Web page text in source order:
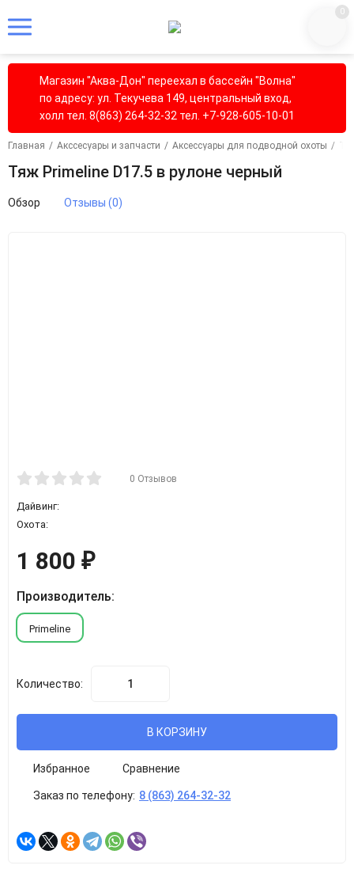
0
Магазин "Аква-Дон" переехал в бассейн "Волна"
по адресу: ул. Текучева 149, центральный вход,
холл тел. 8(863) 264-32-32 тел. +7-928-605-10-01
Главная / Акссесуары и запчасти / Аксессуары для подводной охоты /
Тяж Primeline D17.5 в рулоне черный
Обзор Отзывы (0)
0 Отзывов
Дайвинг:
Охота:
1 800 ₽
Производитель:
Primeline
Количество:
В КОРЗИНУ
Избранное Сравнение
Заказ по телефону: 8 (863) 264-32-32